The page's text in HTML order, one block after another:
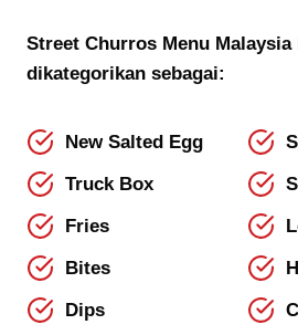
Street Churros Menu Malaysia
dikategorikan sebagai:
New Salted Egg
Truck Box
Fries
Bites
Dips